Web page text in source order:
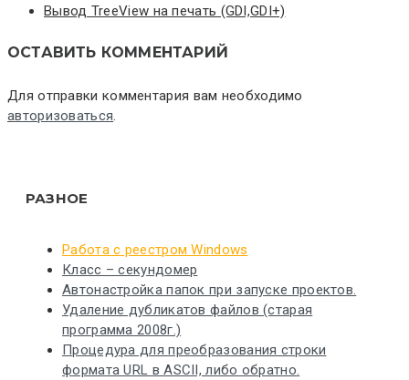
Вывод TreeView на печать (GDI,GDI+)
ОСТАВИТЬ КОММЕНТАРИЙ
Для отправки комментария вам необходимо
авторизоваться.
РАЗНОЕ
Работа с реестром Windows
Класс – секундомер
Автонастройка папок при запуске проектов.
Удаление дубликатов файлов (старая
программа 2008г.)
Процедура для преобразования строки
формата URL в ASCII, либо обратно.